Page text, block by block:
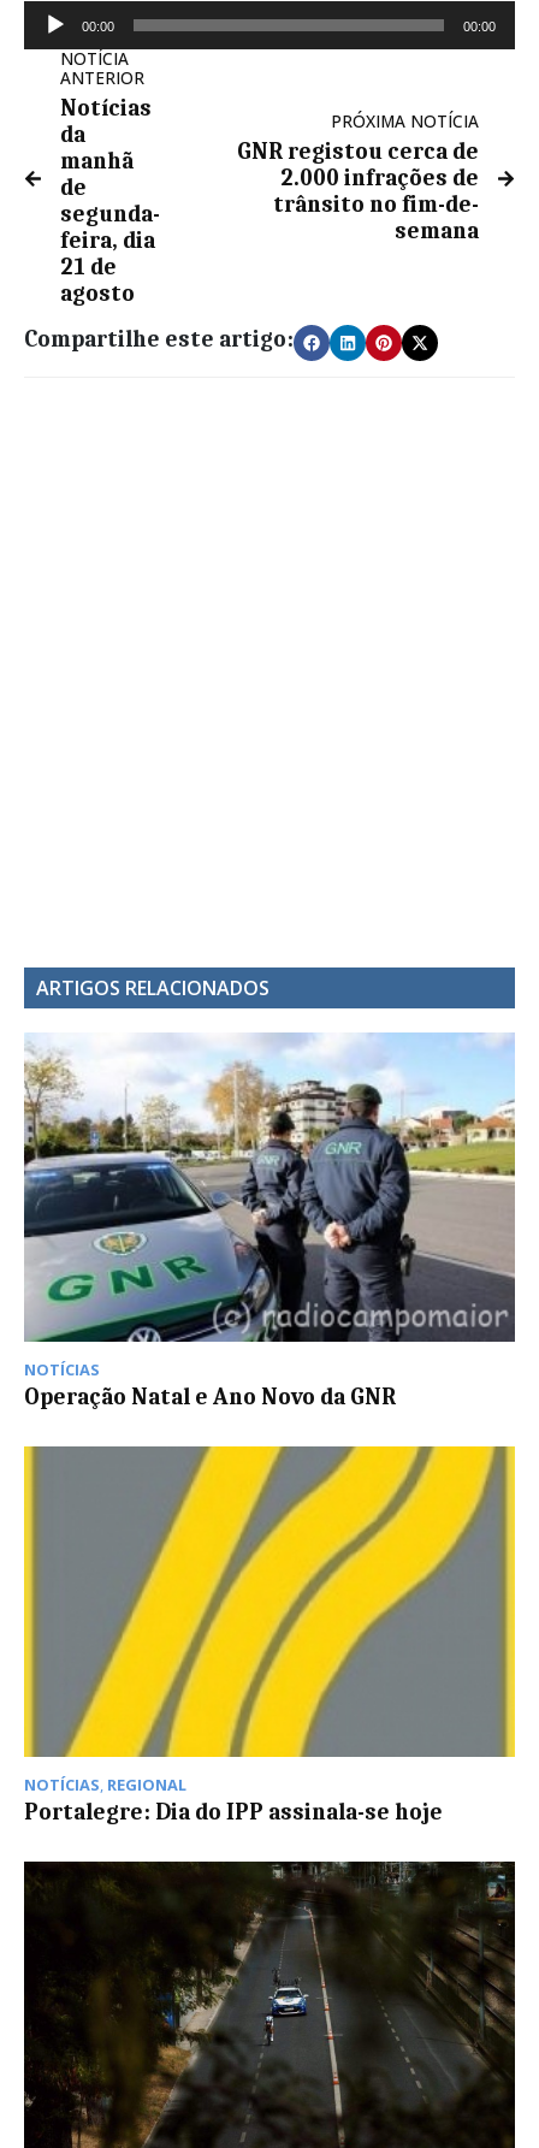
Reprodutor
de
áudio
00:00 00:00
NOTÍCIA
ANTERIOR
Notícias
da
manhã
de
segunda-
feira, dia
21 de
agosto
PRÓXIMA NOTÍCIA
GNR registou cerca de
2.000 infrações de
trânsito no fim-de-
semana
Compartilhe este artigo:
ARTIGOS RELACIONADOS
NOTÍCIAS
Operação Natal e Ano Novo da GNR
NOTÍCIAS REGIONAL
Portalegre: Dia do IPP assinala-se hoje